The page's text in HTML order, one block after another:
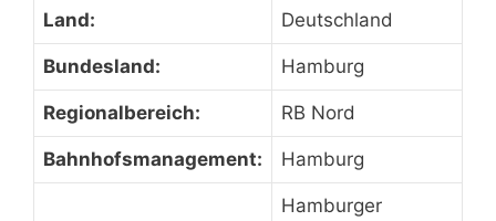
Land: Deutschland
Bundesland: Hamburg
Regionalbereich: RB Nord
Bahnhofsmanagement: Hamburg
Hamburger